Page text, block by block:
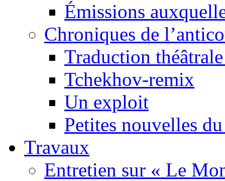
Émissions
Chroniques de
Traduction
Tchekhov-remix
Un exploit
Petites nouvelles
Travaux
Entretien sur « Le